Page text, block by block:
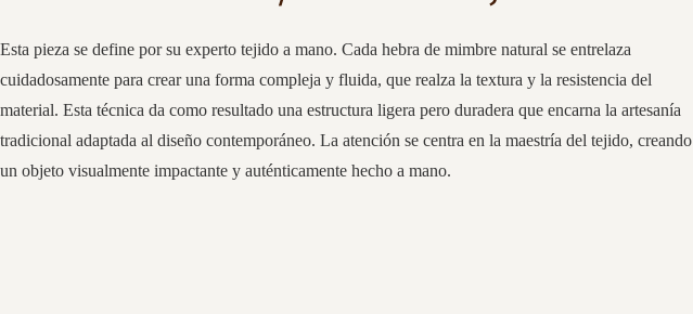
Esta pieza se define por su experto tejido a mano. Cada hebra de mimbre natural se entrelaza
cuidadosamente para crear una forma compleja y fluida, que realza la textura y la resistencia del
material. Esta técnica da como resultado una estructura ligera pero duradera que encarna la artesanía
tradicional adaptada al diseño contemporáneo. La atención se centra en la maestría del tejido, creando
un objeto visualmente impactante y auténticamente hecho a mano.